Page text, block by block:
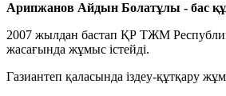
Арипжанов Айдын Болатұлы - бас
2007 жылдан бастап ҚР ТЖМ
жасағында жұмыс істейді.
Газиантеп қаласында іздеу-құтқару